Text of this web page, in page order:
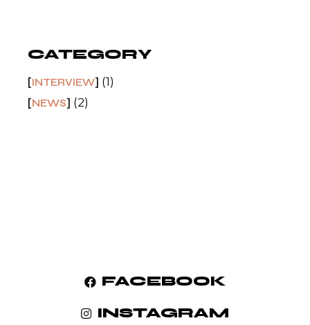
CATEGORY
INTERVIEW (1)
NEWS (2)
FACEBOOK
INSTAGRAM